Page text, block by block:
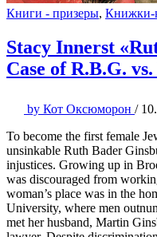
Книги - призеры, Книжки-
Stacy Innerst
Case of R.B.G.
by Кот Оксюморон /
To become the first female
unsinkable Ruth Bader
injustices. Growing up in
was discouraged from
woman’s place was in the
University, where men
met her husband, Martin